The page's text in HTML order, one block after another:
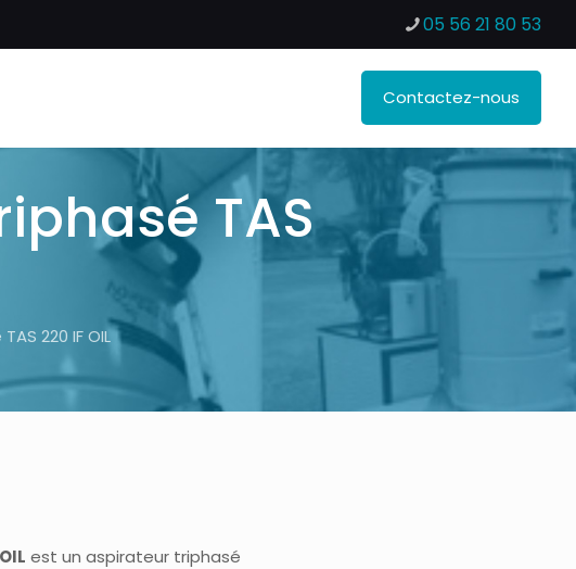
05 56 21 80 53
Contactez-nous
TAS
220 IF OIL
est un aspirateur triphasé